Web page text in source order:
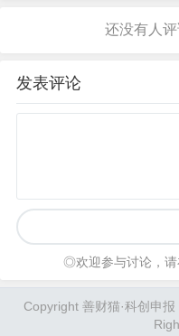
发表评论
◎欢迎参与讨论，请
Copyright 善财猫·科创申